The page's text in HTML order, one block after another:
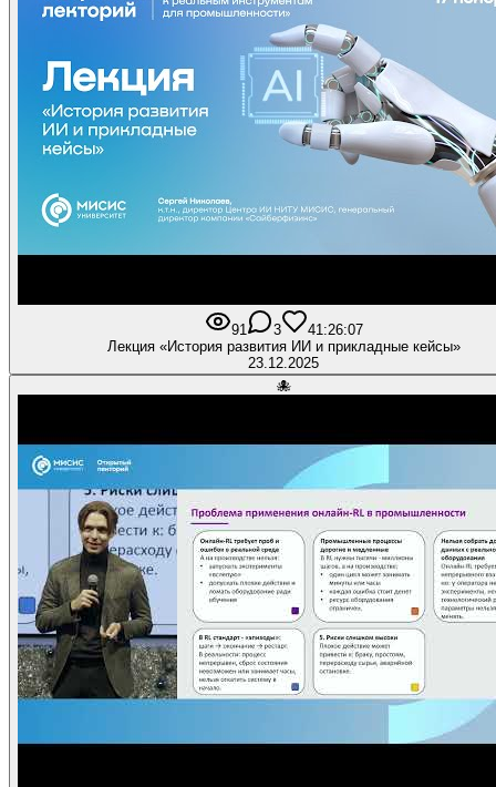
91 3 41:26:07
Лекция «История развития ИИ и прикладные кейсы»
23.12.2025
🐙